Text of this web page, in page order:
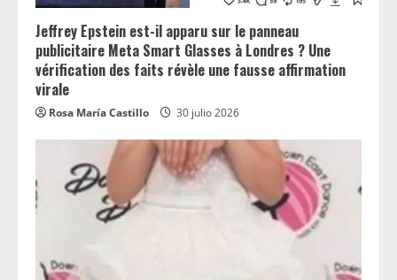
Jeffrey Epstein est-il apparu sur le panneau
publicitaire Meta Smart Glasses à Londres ? Une
vérification des faits révèle une fausse affirmation
virale
Rosa María Castillo 30 julio 2026